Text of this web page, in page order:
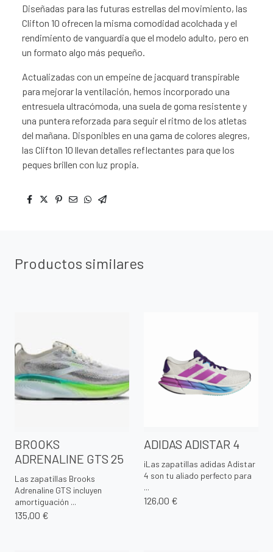
Diseñadas para las futuras estrellas del movimiento, las
Clifton 10 ofrecen la misma comodidad acolchada y el
rendimiento de vanguardia que el modelo adulto, pero en
un formato algo más pequeño.
Actualizadas con un empeine de jacquard transpirable
para mejorar la ventilación, hemos incorporado una
entresuela ultracómoda, una suela de goma resistente y
una puntera reforzada para seguir el ritmo de los atletas
del mañana. Disponibles en una gama de colores alegres,
las Clifton 10 llevan detalles reflectantes para que los
peques brillen con luz propia.
Productos similares
BROOKS
ADRENALINE GTS 25
Las zapatillas Brooks
Adrenaline GTS incluyen
amortiguación ...
135,00 €
ADIDAS ADISTAR 4
¡Las zapatillas adidas Adistar
4 son tu aliado perfecto para
...
126,00 €